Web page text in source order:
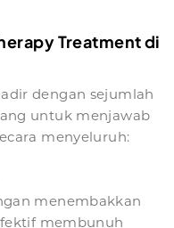
Treatment di
dengan sejumlah
untuk menjawab
menyeluruh:
menembakkan
membunuh